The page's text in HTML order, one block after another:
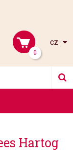
0
cz
Hartog